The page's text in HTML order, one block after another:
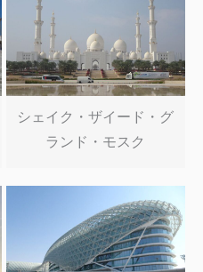
シェイク・ザイード・グ
ランド・モスク